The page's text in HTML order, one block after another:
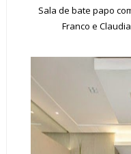
Sala de bate papo
Franco e